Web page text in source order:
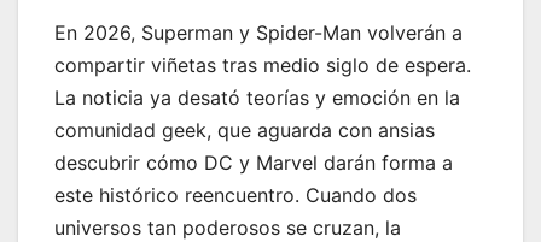
En 2026, Superman y Spider-Man volverán a
compartir viñetas tras medio siglo de espera.
La noticia ya desató teorías y emoción en la
comunidad geek, que aguarda con ansias
descubrir cómo DC y Marvel darán forma a
este histórico reencuentro. Cuando dos
universos tan poderosos se cruzan, la